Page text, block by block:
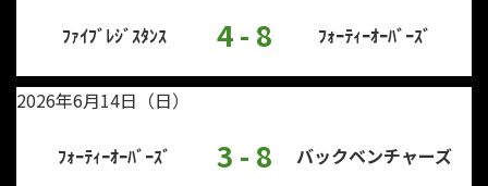
ﾌｧｲﾌﾞﾚｼﾞｽﾀﾝｽ 4 - 8 ﾌｫｰﾃｨｰｵｰﾊﾞｰｽﾞ
2026年6月14日（日）
ﾌｫｰﾃｨｰｵｰﾊﾞｰｽﾞ 3 - 8 バックベンチャーズ